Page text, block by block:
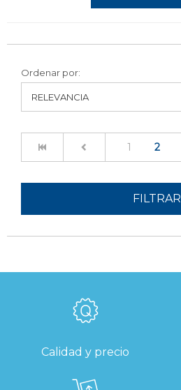
Ordenar por:
1 (current)
2
FILTRAR
Calidad y precio